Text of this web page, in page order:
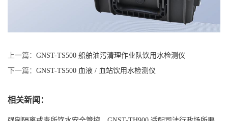
上一篇： GNST-TS500 船舶油污清理作业队饮用水检测仪
下一篇： GNST-TS500 血液 / 血站饮用水检测仪
相关新闻：